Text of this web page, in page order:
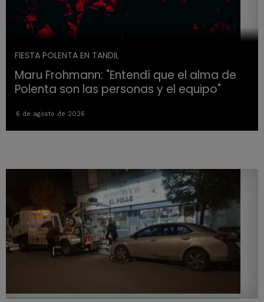
FIESTA POLENTA EN TANDIL
Maru Frohmann: "Entendí que el alma de
Polenta son las personas y el equipo"
6 de agosto de 2026